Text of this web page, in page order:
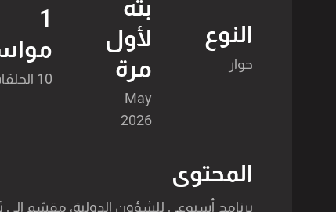
النوع
حوار
بثه
لأول
مرة
May
2026
1
10 الحلقات
المحتوى
برنامج أسبوعي للشؤون الدولية، مقسّم إلى